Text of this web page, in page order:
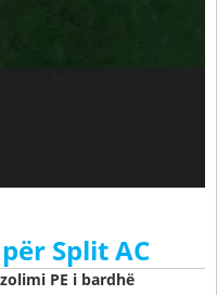
Split AC
PE i bardhë